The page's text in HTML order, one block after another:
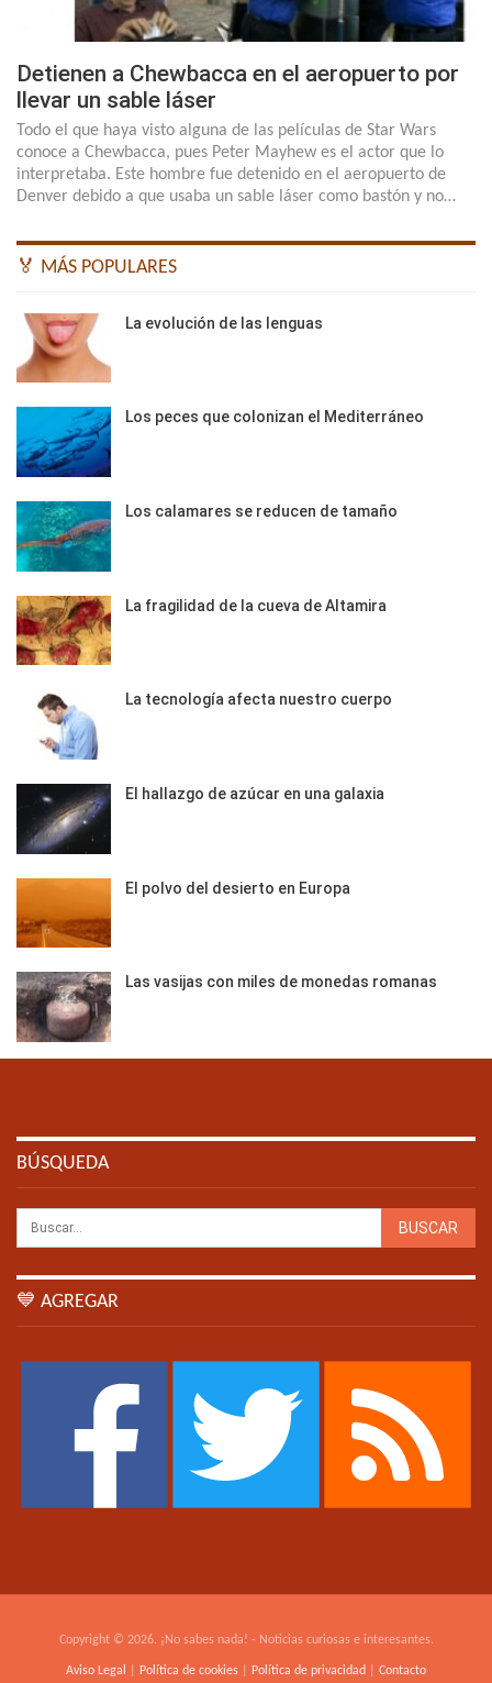
Detienen a Chewbacca en el aeropuerto por
llevar un sable láser
Todo el que haya visto alguna de las películas de Star Wars
conoce a Chewbacca, pues Peter Mayhew es el actor que lo
interpretaba. Este hombre fue detenido en el aeropuerto de
Denver debido a que usaba un sable láser como bastón y no…
🏅 MÁS POPULARES
La evolución de las lenguas
Los peces que colonizan el Mediterráneo
Los calamares se reducen de tamaño
La fragilidad de la cueva de Altamira
La tecnología afecta nuestro cuerpo
El hallazgo de azúcar en una galaxia
El polvo del desierto en Europa
Las vasijas con miles de monedas romanas
BÚSQUEDA
💙 AGREGAR
Copyright © 2026. ¡No sabes nada! - Noticias curiosas e interesantes.
Aviso Legal Política de cookies Política de privacidad Contacto